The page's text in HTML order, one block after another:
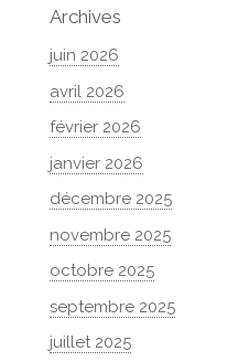
Archives
juin 2026
avril 2026
février 2026
janvier 2026
décembre 2025
novembre 2025
octobre 2025
septembre 2025
juillet 2025